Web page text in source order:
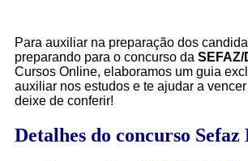
Para auxiliar na preparação dos
preparando para o concurso da SEFAZ/
Cursos Online, elaboramos um guia
auxiliar nos estudos e te ajudar a
deixe de conferir!
Detalhes do concurso Sefaz